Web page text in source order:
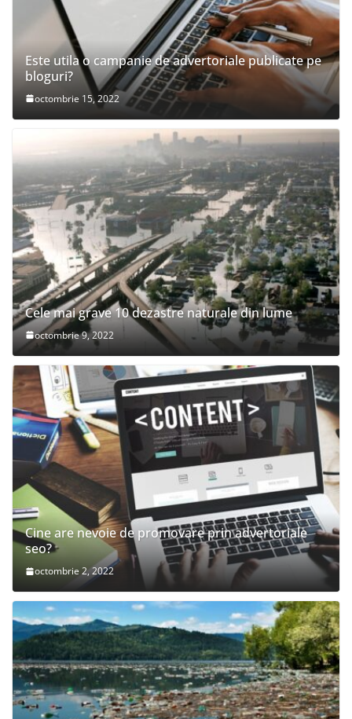
Este utila o campanie de advertoriale publicate pe
bloguri?
octombrie 15, 2022
Cele mai grave 10 dezastre naturale din lume
octombrie 9, 2022
Cine are nevoie de promovare prin advertoriale
seo?
octombrie 2, 2022